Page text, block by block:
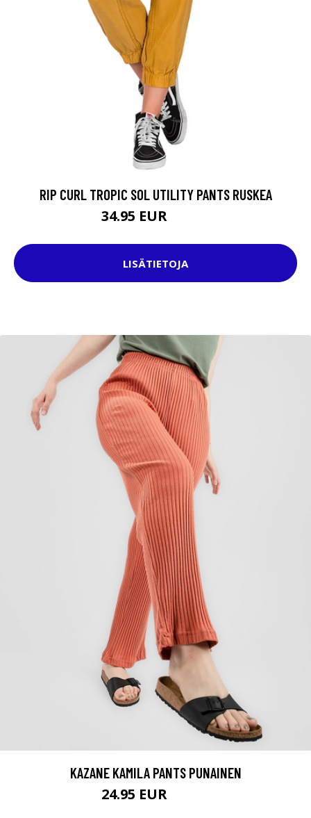
RIP CURL TROPIC SOL UTILITY PANTS RUSKEA
34.95 EUR
LISÄTIETOJA
KAZANE KAMILA PANTS PUNAINEN
24.95 EUR